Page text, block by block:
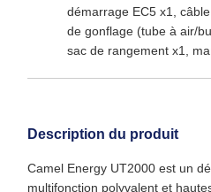
démarrage EC5 x1,
de gonflage (tube à air/
sac de rangement x1,
Description du produit
Camel Energy UT2000 est un
multifonction polyvalent et